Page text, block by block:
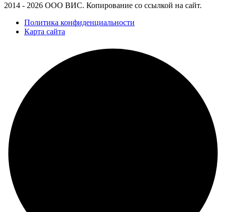
2014 - 2026 ООО ВИС. Копирование со ссылкой на сайт.
Политика конфиденциальности
Карта сайта